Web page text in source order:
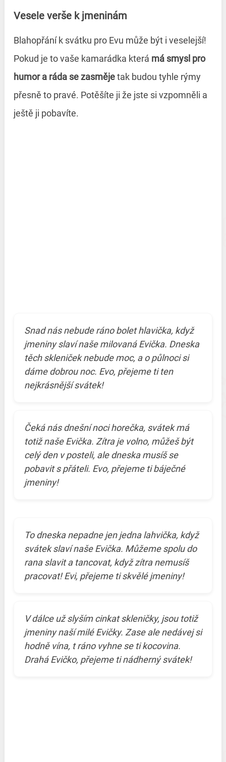
Vesele verše k jmeninám
Blahopřání k svátku pro Evu může být i veselejší!
Pokud je to vaše kamarádka která má smysl pro
humor a ráda se zasmějetak budou tyhle rýmy
přesně to pravé. Potěšíte ji že jste si vzpomněli a
ještě ji pobavíte.
Snad nás nebude ráno bolet hlavička, když
jmeniny slaví naše milovaná Evička. Dneska
těch skleniček nebude moc, a o půlnoci si
dáme dobrou noc. Evo, přejeme ti ten
nejkrásnější svátek!
Čeká nás dnešní noci horečka, svátek má
totiž naše Evička. Zítra je volno, můžeš být
celý den v posteli, ale dneska musíš se
pobavit s přáteli. Evo, přejeme ti báječné
jmeniny!
To dneska nepadne jen jedna lahvička, když
svátek slaví naše Evička. Můžeme spolu do
rana slavit a tancovat, když zítra nemusíš
pracovat! Evi, přejeme ti skvělé jmeniny!
V dálce už slyším cinkat skleničky, jsou totiž
jmeniny naší milé Evičky. Zase ale nedávej si
hodně vína, t ráno vyhne se ti kocovina.
Drahá Evičko, přejeme ti nádherný svátek!